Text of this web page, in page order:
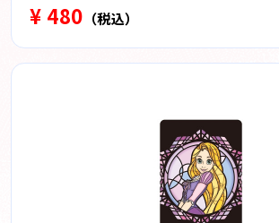
¥ 480 （税込）